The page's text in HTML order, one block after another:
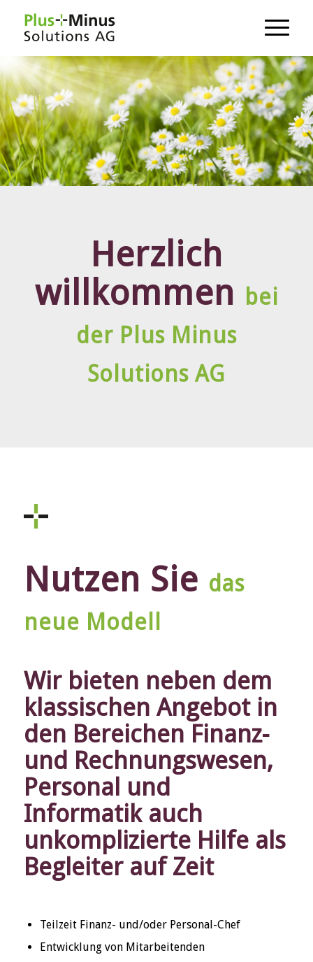
Herzlich
willkommen
bei
der Plus Minus
Solutions AG
Nutzen Sie das
neue Modell
Wir bieten neben dem
klassischen Angebot in
den Bereichen Finanz-
und Rechnungswesen,
Personal und
Informatik auch
unkomplizierte Hilfe als
Begleiter auf Zeit
Teilzeit Finanz- und/oder Personal-Chef
Entwicklung von Mitarbeitenden